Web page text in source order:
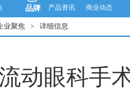
品牌
产品资讯
商业动态
业聚焦 > 详细信息
动眼科手